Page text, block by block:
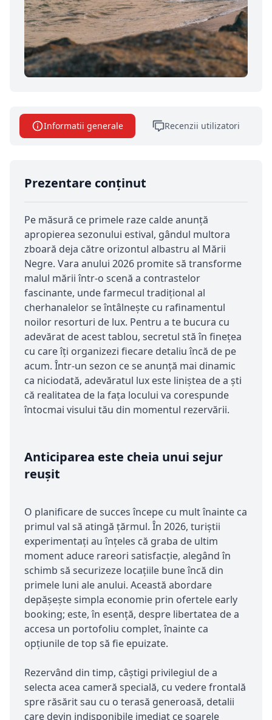
Informatii generale Recenzii utilizatori
Prezentare conținut
Pe măsură ce primele raze calde anunță
apropierea sezonului estival, gândul multora
zboară deja către orizontul albastru al Mării
Negre. Vara anului 2026 promite să transforme
malul mării într-o scenă a contrastelor
fascinante, unde farmecul tradițional al
cherhanalelor se întâlnește cu rafinamentul
noilor resorturi de lux. Pentru a te bucura cu
adevărat de acest tablou, secretul stă în finețea
cu care îți organizezi fiecare detaliu încă de pe
acum. Într-un sezon ce se anunță mai dinamic
ca niciodată, adevăratul lux este liniștea de a ști
că realitatea de la fața locului va corespunde
întocmai visului tău din momentul rezervării.
Anticiparea este cheia unui sejur
reușit
O planificare de succes începe cu mult înainte ca
primul val să atingă țărmul. În 2026, turiștii
experimentați au înțeles că graba de ultim
moment aduce rareori satisfacție, alegând în
schimb să securizeze locațiile bune încă din
primele luni ale anului. Această abordare
depășește simpla economie prin ofertele early
booking; este, în esență, despre libertatea de a
accesa un portofoliu complet, înainte ca
opțiunile de top să fie epuizate.
Rezervând din timp, câștigi privilegiul de a
selecta acea cameră specială, cu vedere frontală
spre răsărit sau cu o terasă generoasă, detalii
care devin indisponibile imediat ce soarele